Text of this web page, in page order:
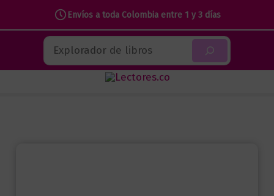
Envíos a toda Colombia entre 1 y 3 días
contenido
Buscar